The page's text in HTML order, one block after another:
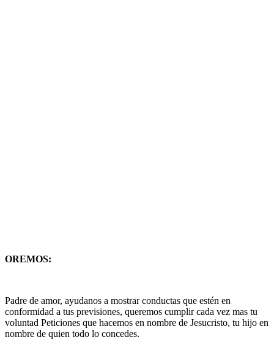
OREMOS:
Padre de amor, ayudanos a mostrar conductas que estén en
conformidad a tus previsiones, queremos cumplir cada vez mas tu
voluntad Peticiones que hacemos en nombre de Jesucristo, tu hijo en
nombre de quien todo lo concedes.